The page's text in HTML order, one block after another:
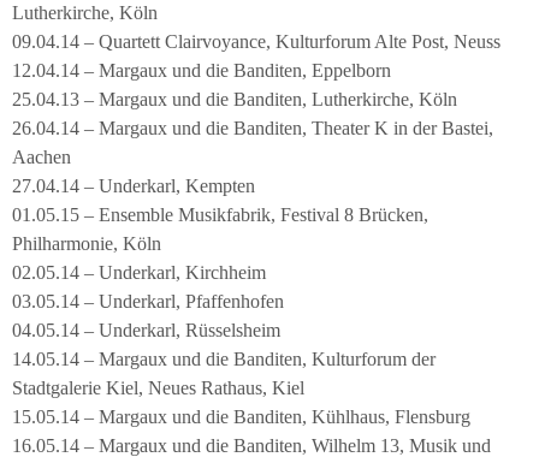
Lutherkirche, Köln
09.04.14 – Quartett Clairvoyance, Kulturforum Alte Post, Neuss
12.04.14 – Margaux und die Banditen, Eppelborn
25.04.13 – Margaux und die Banditen, Lutherkirche, Köln
26.04.14 – Margaux und die Banditen, Theater K in der Bastei,
Aachen
27.04.14 – Underkarl, Kempten
01.05.15 – Ensemble Musikfabrik, Festival 8 Brücken,
Philharmonie, Köln
02.05.14 – Underkarl, Kirchheim
03.05.14 – Underkarl, Pfaffenhofen
04.05.14 – Underkarl, Rüsselsheim
14.05.14 – Margaux und die Banditen, Kulturforum der
Stadtgalerie Kiel, Neues Rathaus, Kiel
15.05.14 – Margaux und die Banditen, Kühlhaus, Flensburg
16.05.14 – Margaux und die Banditen, Wilhelm 13, Musik und